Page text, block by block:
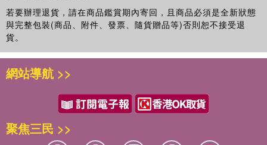
若要辦理退貨，請在商品鑑賞期內寄回，且商品必須是全新狀態
與完整包裝(商品、附件、發票、隨貨贈品等)否則恕不接受退
貨。
網站導航 >>
聚焦三民 >>